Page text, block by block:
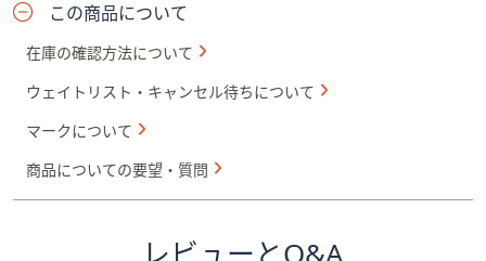
この商品について
在庫の確認方法について
ウェイトリスト・キャンセル待ちについて
マークについて
商品についての要望・質問